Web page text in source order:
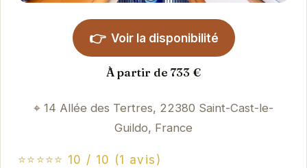
👉 Voir la disponibilité
À partir de 733 €
14 Allée des Tertres, 22380 Saint-Cast-le-
Guildo, France
⭐⭐⭐⭐⭐ 10 / 10 (1 avis)